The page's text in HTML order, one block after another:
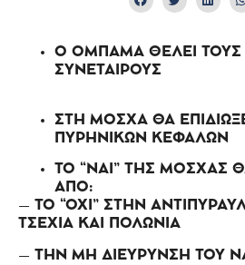
Ο ΟΜΠΑΜΑ ΘΕΛΕΙ ΤΟΥΣ
ΣΥΝΕΤΑΙΡΟΥΣ
ΣΤΗ ΜΟΣΧΑ ΘΑ
ΠΥΡΗΝΙΚΩΝ ΚΕΦΑΛΩΝ
ΤΟ “ΝΑΙ” ΤΗΣ ΜΟΣΧΑΣ
ΑΠΟ:
– ΤΟ “ΟΧΙ” ΣΤΗΝ
ΤΣΕΧΙΑ ΚΑΙ ΠΟΛΩΝΙΑ
– ΤΗΝ ΜΗ ΔΙΕΥΡΥΝΣΗ ΤΟΥ